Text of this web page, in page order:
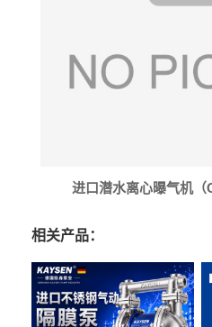
进口潜水离心曝气机（
相关产品：